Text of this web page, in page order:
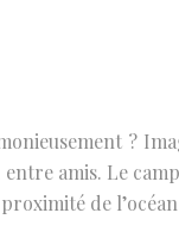
?
amis. Le
de